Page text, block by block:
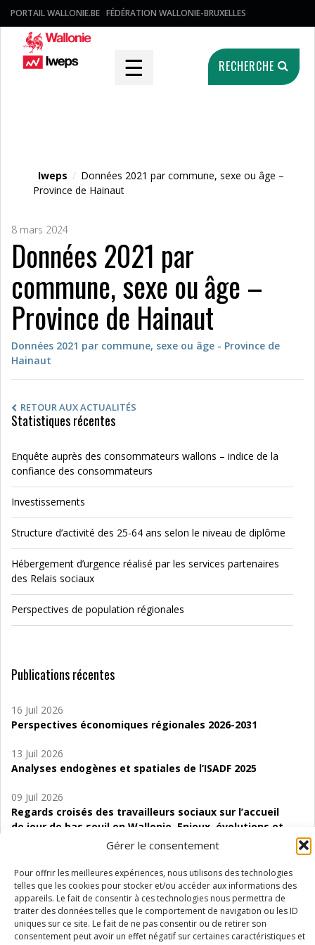
Gérer le consentement
Pour offrir les meilleures expériences, nous utilisons des technologies
telles que les cookies pour stocker et/ou accéder aux informations des
appareils. Le fait de consentir à ces technologies nous permettra de
traiter des données telles que le comportement de navigation ou les ID
uniques sur ce site. Le fait de ne pas consentir ou de retirer son
consentement peut avoir un effet négatif sur certaines caractéristiques et
PORTAIL WALLONIE.BE FÉDÉRATION WALLONIE-BRUXELLES
☰ RECHERCHE
Iweps / Données 2021 par commune, sexe ou âge –
Province de Hainaut
8 mars 2024
Données 2021 par
commune, sexe ou âge –
Province de Hainaut
Données 2021 par commune, sexe ou âge - Province de
Hainaut
RETOUR AUX ACTUALITÉS
Statistiques récentes
Enquête auprès des consommateurs wallons – indice de la
confiance des consommateurs
Investissements
Structure d’activité des 25-64 ans selon le niveau de diplôme
Hébergement d’urgence réalisé par les services partenaires
des Relais sociaux
Perspectives de population régionales
Publications récentes
16 Juil 2026
Perspectives économiques régionales 2026-2031
13 Juil 2026
Analyses endogènes et spatiales de l’ISADF 2025
09 Juil 2026
Regards croisés des travailleurs sociaux sur l’accueil
de jour de bas seuil en Wallonie. Enjeux, évolutions et
06 Juil 2026
Étude d’évaluabilité des Structures
d’accompagnement à l’autocréation d’emploi (SAACE)
01 Juil 2026